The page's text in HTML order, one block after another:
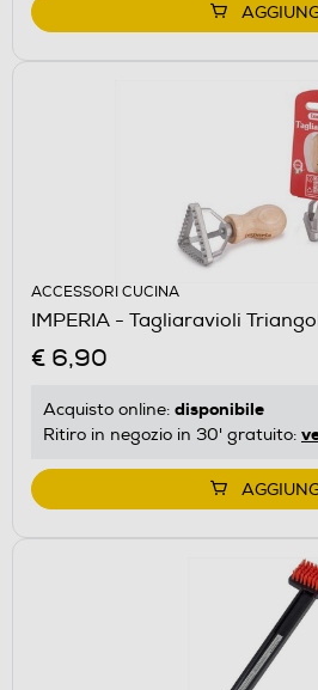
ACCESSORI CUCINA
IMPERIA - Tagliaravioli
€ 6,90
Acquisto online: disponibile
Ritiro in negozio in 30' gratuito: